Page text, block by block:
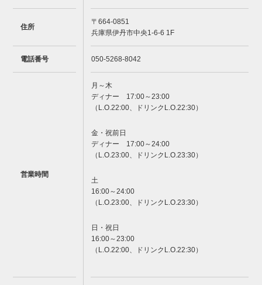
住所
〒664-0851
兵庫県伊丹市中央1-6-6 1F
電話番号 050-5268-8042
営業時間
月～木
ディナー 17:00～23:00
（L.O.22:00、ドリンクL.O.22:30）
金・祝前日
ディナー 17:00～24:00
（L.O.23:00、ドリンクL.O.23:30）
土
16:00～24:00
（L.O.23:00、ドリンクL.O.23:30）
日・祝日
16:00～23:00
（L.O.22:00、ドリンクL.O.22:30）